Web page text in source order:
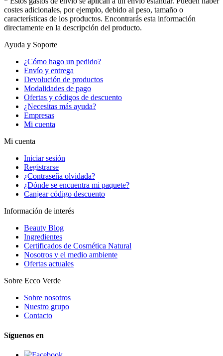
costes adicionales, por ejemplo, debido al peso, tamaño o
características de los productos. Encontrarás esta información
directamente en la descripción del producto.
Ayuda y Soporte
¿Cómo hago un pedido?
Envío y entrega
Devolución de productos
Modalidades de pago
Ofertas y códigos de descuento
¿Necesitas más ayuda?
Empresas
Mi cuenta
Mi cuenta
Iniciar sesión
Registrarse
¿Contraseña olvidada?
¿Dónde se encuentra mi paquete?
Canjear código descuento
Información de interés
Beauty Blog
Ingredientes
Certificados de Cosmética Natural
Nosotros y el medio ambiente
Ofertas actuales
Sobre Ecco Verde
Sobre nosotros
Nuestro grupo
Contacto
Síguenos en